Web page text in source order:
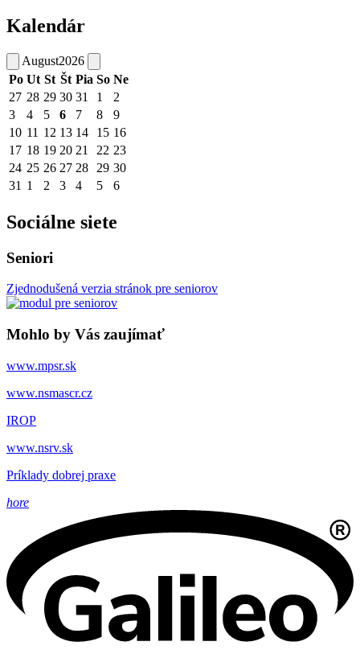
Kalendár
August2026
Po Ut St Št Pia So Ne
27 28 29 30 31 1
2
3
4 5 6 7 8
9
10 11 12 13 14 15 16
17 18 19 20 21 22 23
24 25 26 27 28 29 30
31 1 2 3 4 5 6
Sociálne siete
Seniori
Zjednodušená verzia stránok pre seniorov
Mohlo by Vás zaujímať
www.mpsr.sk
www.nsmascr.cz
IROP
www.nsrv.sk
Príklady dobrej praxe
hore